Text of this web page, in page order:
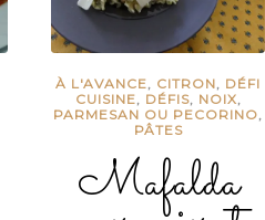
À L'AVANCE, CITRON, DÉFI
CUISINE, DÉFIS, NOIX,
PARMESAN OU PECORINO,
PÂTES
Mafalda